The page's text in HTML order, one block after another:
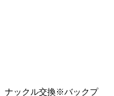
ナックル交換※バックプ